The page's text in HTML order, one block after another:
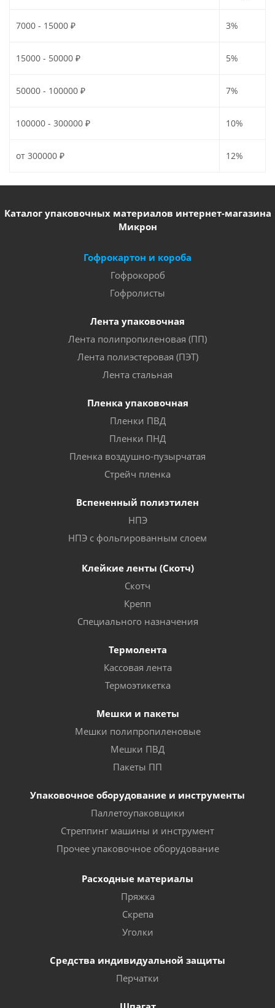
7000 - 15000 ₽ 3%
15000 - 50000 ₽ 5%
50000 - 100000 ₽ 7%
100000 - 300000 ₽ 10%
от 300000 ₽ 12%
Каталог упаковочных материалов интернет-магазина
Микрон
Гофрокартон и короба
Гофрокороб
Гофролисты
Лента упаковочная
Лента полипропиленовая (ПП)
Лента полиэстеровая (ПЭТ)
Лента стальная
Пленка упаковочная
Пленки ПВД
Пленки ПНД
Пленка воздушно-пузырчатая
Стрейч пленка
Вспененный полиэтилен
НПЭ
НПЭ с фольгированным слоем
Клейкие ленты (Скотч)
Скотч
Крепп
Специального назначения
Термолента
Кассовая лента
Термоэтикетка
Мешки и пакеты
Мешки полипропиленовые
Мешки ПВД
Пакеты ПП
Упаковочное оборудование и инструменты
Паллетоупаковщики
Стреппинг машины и инструмент
Прочее упаковочное оборудование
Расходные материалы
Пряжка
Скрепа
Уголки
Средства индивидуальной защиты
Перчатки